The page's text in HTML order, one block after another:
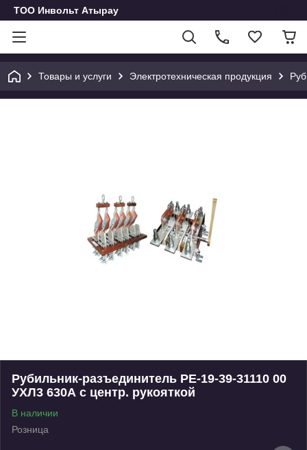
ТОО Инвольт Атырау
Товары и услуги Электротехническая продукция
Рубильник-разъединитель РЕ-19-39-31110 00
УХЛ3 630А с центр. рукояткой
В наличии
Розница